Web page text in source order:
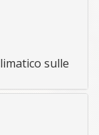
sulle